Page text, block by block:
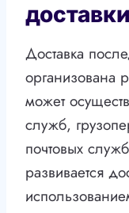
Доставка
организована
может
служб,
почтовых
развивается